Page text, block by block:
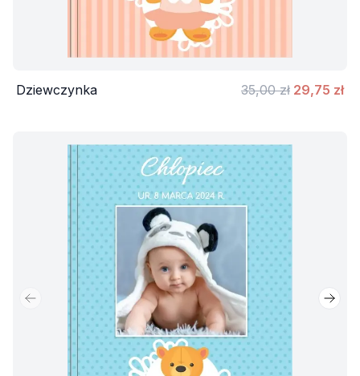
Dziewczynka 35,00 zł 29,75 zł
Poprzedni slajd